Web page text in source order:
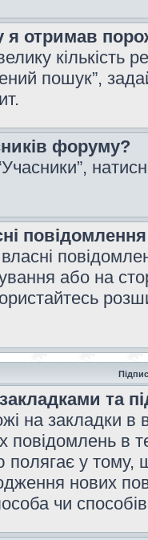
я отримав
кількість
пошук”,
форуму?
або на
та
на закладки
повідомлень в
полягає у
нових
чи